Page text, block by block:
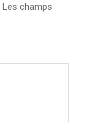
Les champs